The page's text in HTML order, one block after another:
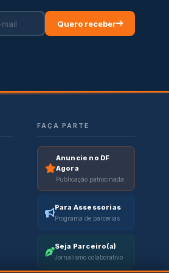
Quero receber
FAÇA PARTE
Anuncie no DF
Agora
Publicação patrocinada
Para Assessorias
Programa de parcerias
Seja Parceiro(a)
Jornalismo colaborativo